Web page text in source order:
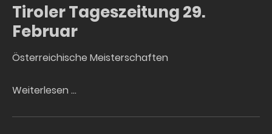
Tiroler Tageszeitung 29.
Februar
Österreichische Meisterschaften
Weiterlesen …
29.